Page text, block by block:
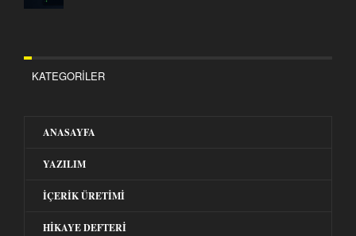
KATEGORILER
ANASAYFA
YAZILIM
İÇERIK ÜRETIMI
HIKAYE DEFTERI